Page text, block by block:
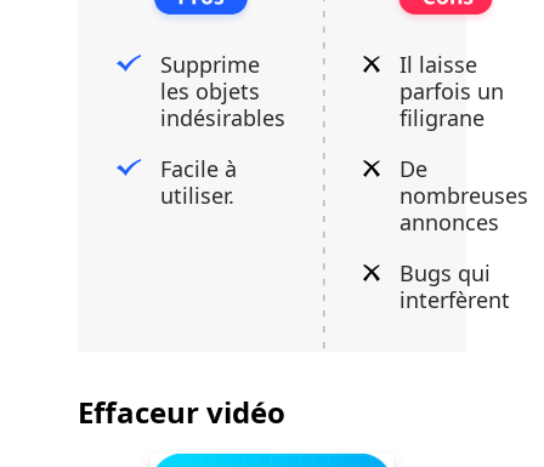
Supprime
les objets
indésirables
Facile à
utiliser.
Il laisse
parfois un
filigrane
De
nombreuses
annonces
Bugs qui
interfèrent
Effaceur vidéo